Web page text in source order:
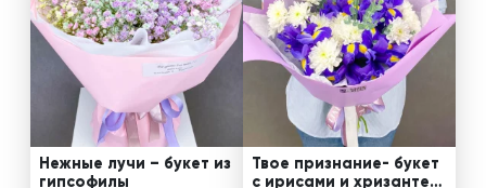
Нежные лучи – букет из
гипсофилы
Твое признание- букет
с ирисами и хризантем